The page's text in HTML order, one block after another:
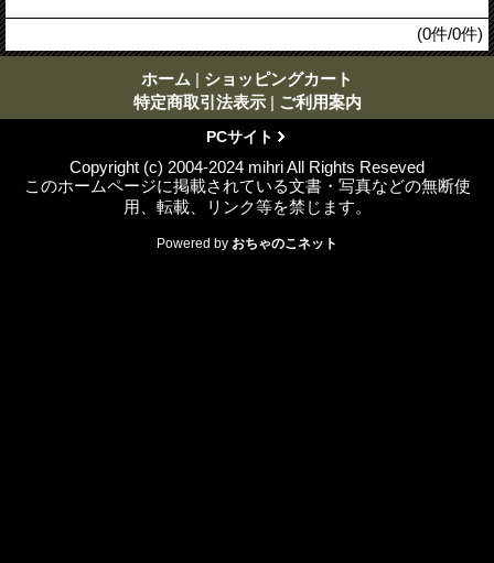
(0件/0件)
ホーム | ショッピングカート
特定商取引法表示 | ご利用案内
PCサイト
Copyright (c) 2004-2024 mihri All Rights Reseved
このホームページに掲載されている文書・写真などの無断使
用、転載、リンク等を禁じます。
Powered by おちゃのこネット